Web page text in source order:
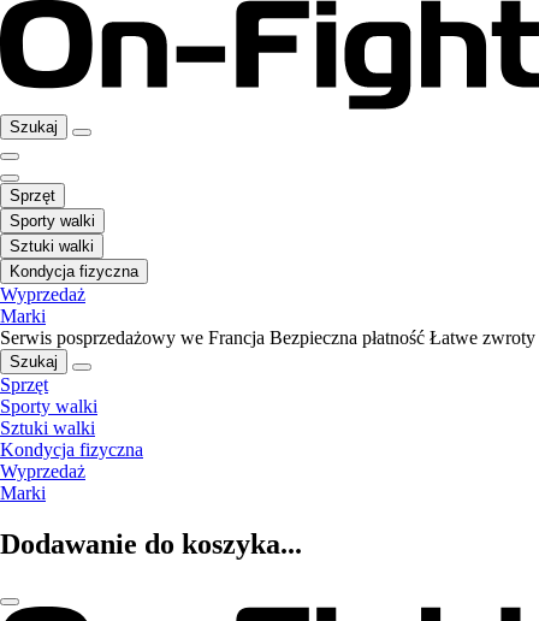
Szukaj
Sprzęt
Sporty walki
Sztuki walki
Kondycja fizyczna
Wyprzedaż
Marki
Serwis posprzedażowy we Francja Bezpieczna płatność Łatwe zwroty
Szukaj
Sprzęt
Sporty walki
Sztuki walki
Kondycja fizyczna
Wyprzedaż
Marki
Dodawanie do koszyka...